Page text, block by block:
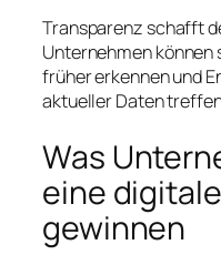
Transparenz schafft
Unternehmen können
früher erkennen und
aktueller Daten
Was
eine
gewinnen